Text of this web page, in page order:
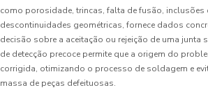
como porosidade, trincas, falta de fusão, inclusões
descontinuidades geométricas, fornece dados
decisão sobre a aceitação ou rejeição de uma junta
de detecção precoce permite que a origem do
corrigida, otimizando o processo de soldagem e
massa de peças defeituosas.